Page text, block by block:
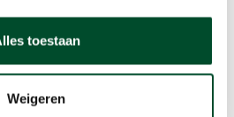
toestaan
Weigeren
communicatie om